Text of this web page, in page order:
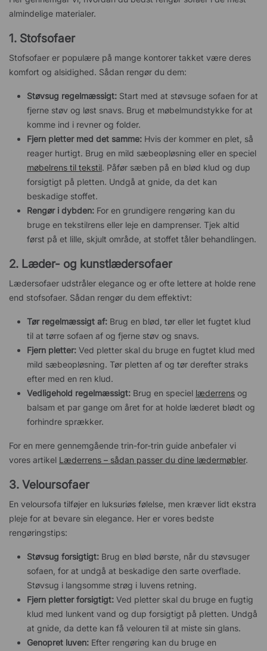
almindelige materialer.
1. Stofsofaer
Stofsofaer er populære på mange kontorer takket være deres
komfort og alsidighed. Sådan rengør du dem:
Støvsug regelmæssigt: Start med at støvsuge sofaen for at
fjerne støv og løst snavs. Brug et møbelmundstykke for at
komme ind i revner og folder.
Fjern pletter med det samme: Hvis der kommer en plet, så
reager hurtigt. Brug en mild sæbeopløsning eller en speciel
møbelrens til tekstil. Påfør sæben på en blød klud og dup
forsigtigt på pletten. Undgå at gnide, da det kan
beskadige stoffet.
Rengør i dybden: For en grundigere rengøring kan du
bruge en tekstilrens eller leje en damprenser. Tjek altid
først på et lille, skjult område, at stoffet tåler behandlingen.
2. Læder- og kunstlædersofaer
Lædersofaer udstråler elegance og er ofte lettere at holde rene
end stofsofaer. Sådan rengør du dem effektivt:
Tør regelmæssigt af: Brug en blød, tør eller let fugtet klud
til at tørre sofaen af og fjerne støv og snavs.
Fjern pletter: Ved pletter skal du bruge en fugtet klud med
mild sæbeopløsning. Tør pletten af og tør derefter straks
efter med en ren klud.
Vedligehold regelmæssigt: Brug en speciel læderrens og
balsam et par gange om året for at holde læderet blødt og
forhindre sprækker.
For en mere gennemgående trin-for-trin guide anbefaler vi
vores artikel Læderrens – sådan passer du dine lædermøbler.
3. Veloursofaer
En veloursofa tilføjer en luksuriøs følelse, men kræver lidt ekstra
pleje for at bevare sin elegance. Her er vores bedste
rengøringstips:
Støvsug forsigtigt: Brug en blød børste, når du støvsuger
sofaen, for at undgå at beskadige den sarte overflade.
Støvsug i langsomme strøg i luvens retning.
Fjern pletter forsigtigt: Ved pletter skal du bruge en fugtig
klud med lunkent vand og dup forsigtigt på pletten. Undgå
at gnide, da dette kan få velouren til at miste sin glans.
Genopret luven: Efter rengøring kan du bruge en